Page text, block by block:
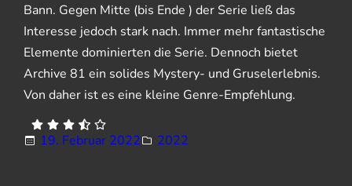
Bann. Gegen Mitte (bis Ende ) der Serie ließ das
Interesse jedoch stark nach. Immer mehr fantastische
Elemente dominierten die Serie. Dennoch bietet
Archive 81 ein solides Mystery- und Gruselerlebnis.
Von daher ist es eine kleine Genre-Empfehlung.
19. Februar 2022 2022